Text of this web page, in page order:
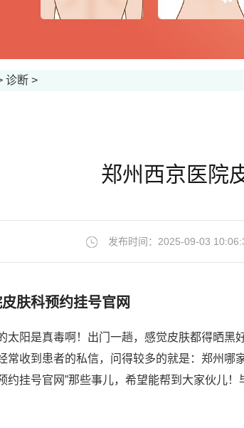
诊断 >
郑州西京医院
发布时间：2025-09-03
肤科预约挂号官网
太阳是真毒啊！出门一趟，感觉皮肤都得晒黑
常收到患者的私信，问得较多的就是：郑州
约挂号官网”那些事儿，希望能帮到大家伙儿